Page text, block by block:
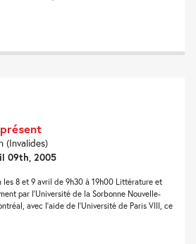
(Invalides)
09th, 2005
8 et 9 avril de 9h30 à 19h00 Littérature et
par l’Université de la Sorbonne Nouvelle-
avec l’aide de l’Université de Paris VIII, ce